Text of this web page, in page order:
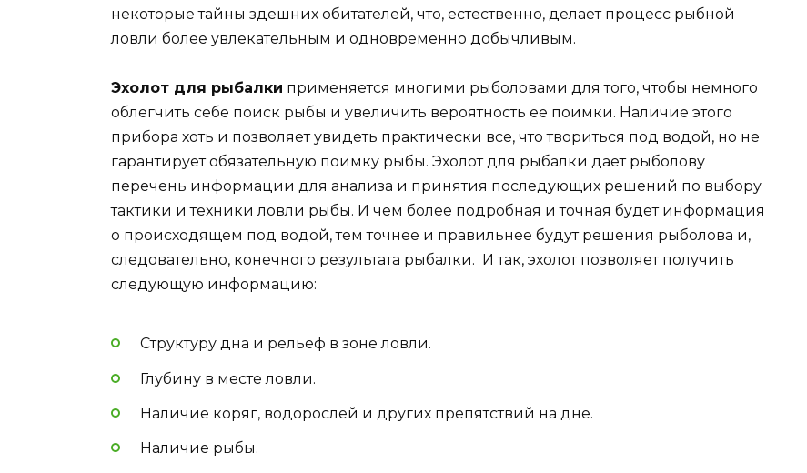
некоторые тайны здешних обитателей, что, естественно, делает процесс рыбной
ловли более увлекательным и одновременно добычливым.
Эхолот для рыбалки применяется многими рыболовами для того, чтобы немного
облегчить себе поиск рыбы и увеличить вероятность ее поимки. Наличие этого
прибора хоть и позволяет увидеть практически все, что твориться под водой, но не
гарантирует обязательную поимку рыбы. Эхолот для рыбалки дает рыболову
перечень информации для анализа и принятия последующих решений по выбору
тактики и техники ловли рыбы. И чем более подробная и точная будет информация
о происходящем под водой, тем точнее и правильнее будут решения рыболова и,
следовательно, конечного результата рыбалки. И так, эхолот позволяет получить
следующую информацию:
Структуру дна и рельеф в зоне ловли.
Глубину в месте ловли.
Наличие коряг, водорослей и других препятствий на дне.
Наличие рыбы.